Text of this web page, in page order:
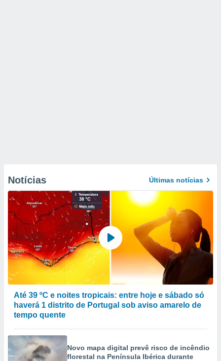
Notícias Últimas notícias
Até 39 ºC e noites tropicais: entre hoje e sábado só
haverá 1 distrito de Portugal sob aviso amarelo de
tempo quente
Novo mapa digital prevê risco de incêndio
florestal na Península Ibérica durante